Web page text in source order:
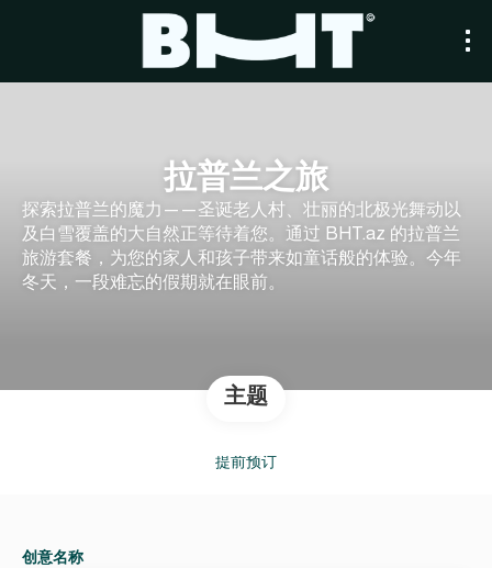
拉普兰之旅
探索拉普兰的魔力——圣诞老人村、壮丽的北极光舞动以
及白雪覆盖的大自然正等待着您。通过 BHT.az 的拉普兰
旅游套餐，为您的家人和孩子带来如童话般的体验。今年
冬天，一段难忘的假期就在眼前。
主题
提前预订
创意名称